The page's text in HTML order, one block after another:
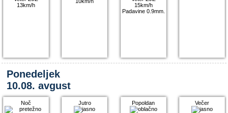
13km/h
15km/h
Padavine 0.9mm.
Ponedeljek
10.08. avgust
Noč Jutro Popoldan Večer